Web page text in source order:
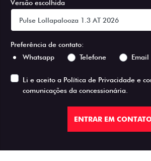
Versão escolhida
Preferência de contato:
Whatsapp
Telefone Email
Li e aceito a Política de Privacidade e
comunicações da concessionária.
ENTRAR EM